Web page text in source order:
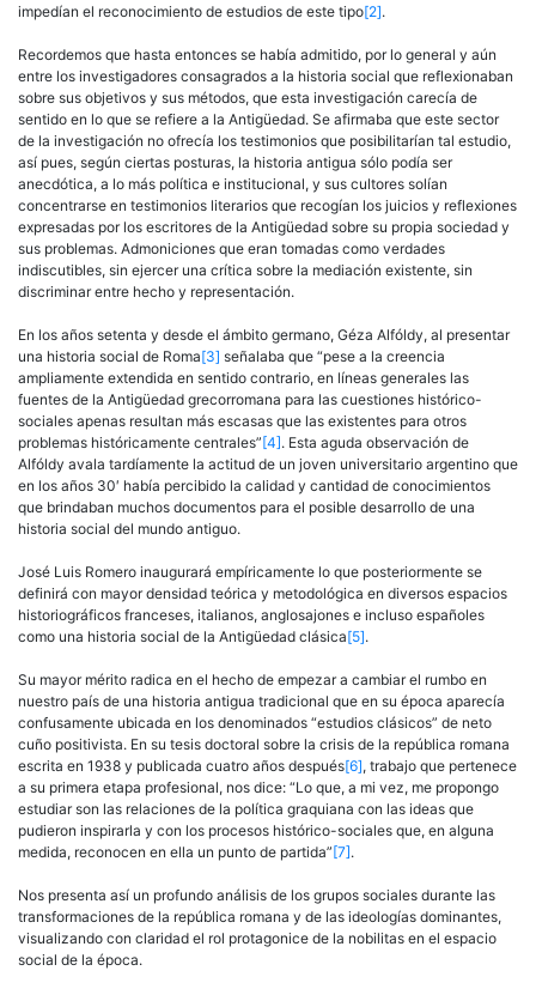
impedían el reconocimiento de estudios de este tipo[2].
Recordemos que hasta entonces se había admitido, por lo general y aún
entre los investigadores consagrados a la historia social que reflexionaban
sobre sus objetivos y sus métodos, que esta investigación carecía de
sentido en lo que se refiere a la Antigüedad. Se afirmaba que este sector
de la investigación no ofrecía los testimonios que posibilitarían tal estudio,
así pues, según ciertas posturas, la historia antigua sólo podía ser
anecdótica, a lo más política e institucional, y sus cultores solían
concentrarse en testimonios literarios que recogían los juicios y reflexiones
expresadas por los escritores de la Antigüedad sobre su propia sociedad y
sus problemas. Admoniciones que eran tomadas como verdades
indiscutibles, sin ejercer una crítica sobre la mediación existente, sin
discriminar entre hecho y representación.
En los años setenta y desde el ámbito germano, Géza Alfóldy, al presentar
una historia social de Roma[3] señalaba que “pese a la creencia
ampliamente extendida en sentido contrario, en líneas generales las
fuentes de la Antigüedad grecorromana para las cuestiones histórico-
sociales apenas resultan más escasas que las existentes para otros
problemas históricamente centrales”[4]. Esta aguda observación de
Alfóldy avala tardíamente la actitud de un joven universitario argentino que
en los años 30′ había percibido la calidad y cantidad de conocimientos
que brindaban muchos documentos para el posible desarrollo de una
historia social del mundo antiguo.
José Luis Romero inaugurará empíricamente lo que posteriormente se
definirá con mayor densidad teórica y metodológica en diversos espacios
historiográficos franceses, italianos, anglosajones e incluso españoles
como una historia social de la Antigüedad clásica[5].
Su mayor mérito radica en el hecho de empezar a cambiar el rumbo en
nuestro país de una historia antigua tradicional que en su época aparecía
confusamente ubicada en los denominados “estudios clásicos” de neto
cuño positivista. En su tesis doctoral sobre la crisis de la república romana
escrita en 1938 y publicada cuatro años después[6], trabajo que pertenece
a su primera etapa profesional, nos dice: “Lo que, a mi vez, me propongo
estudiar son las relaciones de la política graquiana con las ideas que
pudieron inspirarla y con los procesos histórico-sociales que, en alguna
medida, reconocen en ella un punto de partida”[7].
Nos presenta así un profundo análisis de los grupos sociales durante las
transformaciones de la república romana y de las ideologías dominantes,
visualizando con claridad el rol protagonice de la nobilitas en el espacio
social de la época.